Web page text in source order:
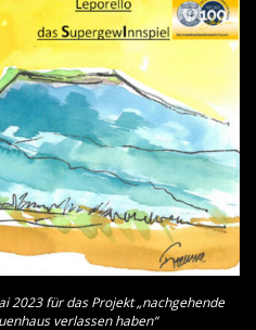
2023 für das Projekt „nachgehende
verlassen haben“